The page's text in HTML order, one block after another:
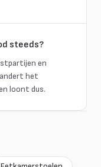
steeds?
en
het
loont dus.